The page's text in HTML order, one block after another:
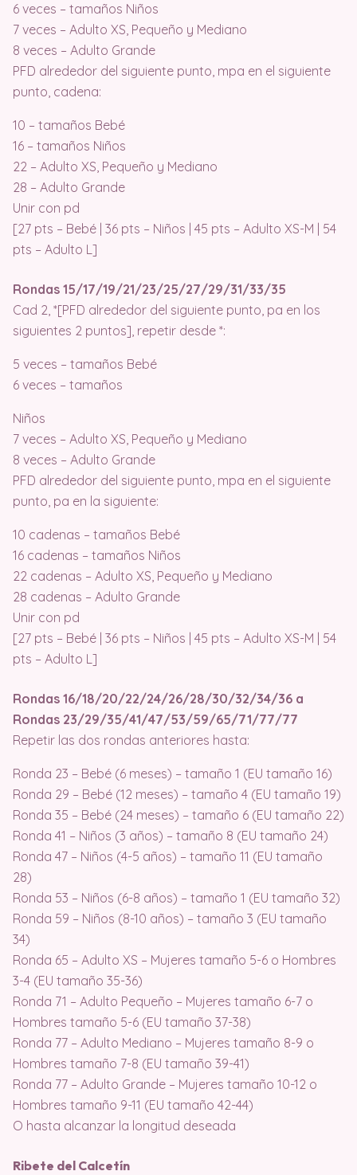
6 veces – tamaños Niños
7 veces – Adulto XS, Pequeño y Mediano
8 veces – Adulto Grande
PFD alrededor del siguiente punto, mpa en el siguiente
punto, cadena:
10 – tamaños Bebé
16 – tamaños Niños
22 – Adulto XS, Pequeño y Mediano
28 – Adulto Grande
Unir con pd
[27 pts – Bebé | 36 pts – Niños | 45 pts – Adulto XS-M | 54
pts – Adulto L]
Rondas 15/17/19/21/23/25/27/29/31/33/35
Cad 2, *[PFD alrededor del siguiente punto, pa en los
siguientes 2 puntos], repetir desde *:
5 veces – tamaños Bebé
6 veces – tamaños
Niños
7 veces – Adulto XS, Pequeño y Mediano
8 veces – Adulto Grande
PFD alrededor del siguiente punto, mpa en el siguiente
punto, pa en la siguiente:
10 cadenas – tamaños Bebé
16 cadenas – tamaños Niños
22 cadenas – Adulto XS, Pequeño y Mediano
28 cadenas – Adulto Grande
Unir con pd
[27 pts – Bebé | 36 pts – Niños | 45 pts – Adulto XS-M | 54
pts – Adulto L]
Rondas 16/18/20/22/24/26/28/30/32/34/36 a
Rondas 23/29/35/41/47/53/59/65/71/77/77
Repetir las dos rondas anteriores hasta:
Ronda 23 – Bebé (6 meses) – tamaño 1 (EU tamaño 16)
Ronda 29 – Bebé (12 meses) – tamaño 4 (EU tamaño 19)
Ronda 35 – Bebé (24 meses) – tamaño 6 (EU tamaño 22)
Ronda 41 – Niños (3 años) – tamaño 8 (EU tamaño 24)
Ronda 47 – Niños (4-5 años) – tamaño 11 (EU tamaño
28)
Ronda 53 – Niños (6-8 años) – tamaño 1 (EU tamaño 32)
Ronda 59 – Niños (8-10 años) – tamaño 3 (EU tamaño
34)
Ronda 65 – Adulto XS – Mujeres tamaño 5-6 o Hombres
3-4 (EU tamaño 35-36)
Ronda 71 – Adulto Pequeño – Mujeres tamaño 6-7 o
Hombres tamaño 5-6 (EU tamaño 37-38)
Ronda 77 – Adulto Mediano – Mujeres tamaño 8-9 o
Hombres tamaño 7-8 (EU tamaño 39-41)
Ronda 77 – Adulto Grande – Mujeres tamaño 10-12 o
Hombres tamaño 9-11 (EU tamaño 42-44)
O hasta alcanzar la longitud deseada
Ribete del Calcetín